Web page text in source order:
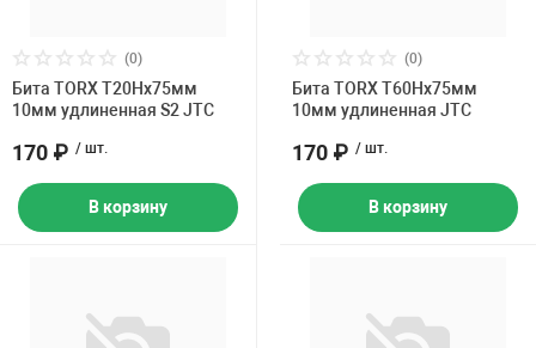
(0)
Бита TORX Т20Hх75мм
10мм удлиненная S2 JTC
170 ₽ / шт.
В корзину
(0)
Бита TORX Т60Hх75мм
10мм удлиненная JTC
170 ₽ / шт.
В корзину